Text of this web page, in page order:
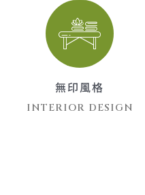
無印風格
INTERIOR DESIGN